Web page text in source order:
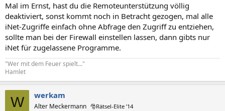
Mal im Ernst, hast du die Remoteunterstützung völlig
deaktiviert, sonst kommt noch in Betracht gezogen, mal alle
iNet-Zugriffe einfach ohne Abfrage den Zugriff zu entziehen,
sollte man bei der Firewall einstellen lassen, dann gibts nur
iNet für zugelassene Programme.
"Wer mit dem Feuer spielt..."
Hamlet
W werkam
Alter Meckermann 🎅Rätsel-Elite ’14